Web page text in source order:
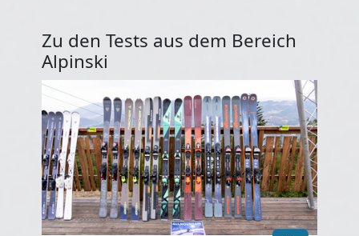
Zu den Tests aus dem Bereich
Alpinski